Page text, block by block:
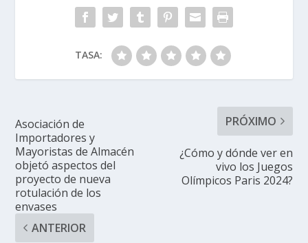
TASA:
Asociación de
Importadores y
Mayoristas de Almacén
objetó aspectos del
proyecto de nueva
rotulación de los
envases
ANTERIOR
PRÓXIMO
¿Cómo y dónde ver en
vivo los Juegos
Olímpicos Paris 2024?